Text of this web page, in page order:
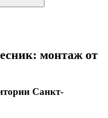
монтаж от
Санкт-